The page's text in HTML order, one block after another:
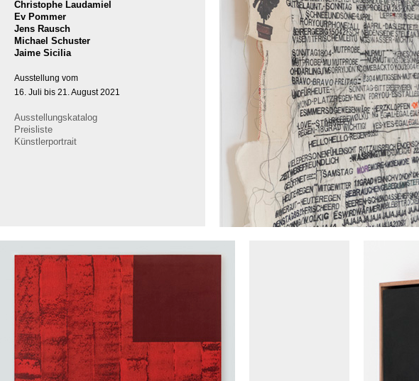
Christophe Laudamiel
Ev Pommer
Jens Rausch
Michael Schuster
Jaime Sicilia
Ausstellung vom
16. Juli bis 21. August 2021
Ausstellungskatalog
Preisliste
Künstlerportrait